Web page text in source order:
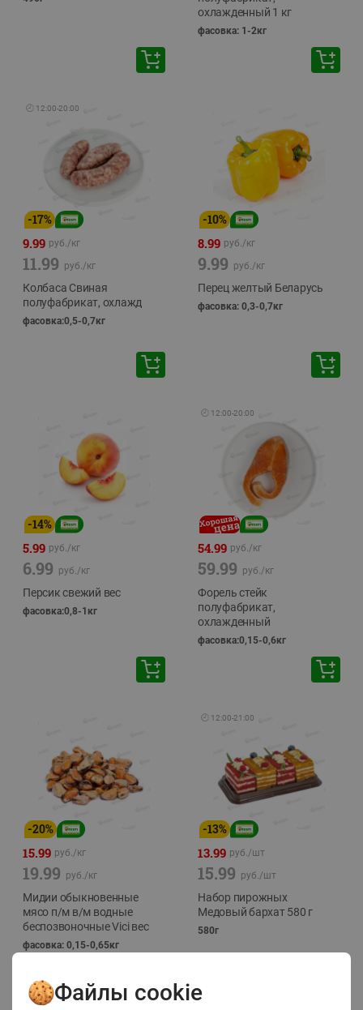
охлажденный 1 кг
фасовка: 1-2кг
🕘 12:00-20:00
-17%
9.99 руб./кг
11.99 руб./кг
Колбаса Свиная
полуфабрикат, охлажд
фасовка:0,5-0,7кг
-10%
8.99 руб./кг
9.99 руб./кг
Перец желтый Беларусь
фасовка: 0,3-0,7кг
-14%
5.99 руб./кг
6.99 руб./кг
Персик свежий вес
фасовка:0,8-1кг
🕘 12:00-20:00
54.99 руб./кг
59.99 руб./кг
Форель стейк
полуфабрикат,
охлажденный
фасовка:0,15-0,6кг
-20%
15.99 руб./кг
19.99 руб./кг
Мидии обыкновенные
мясо п/м в/м водные
беспозвоночные Vici вес
фасовка: 0,15-0,65кг
🕘 12:00-21:00
-13%
13.99 руб./шт
15.99 руб./шт
Набор пирожных
Медовый бархат 580 г
580г
Файлы cookie